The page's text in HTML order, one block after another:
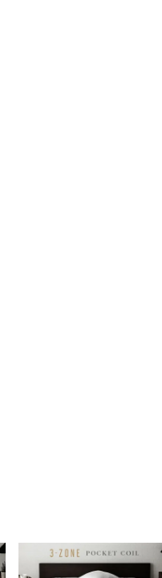
3ゾーン 硬め 厚さ24cm S/SD/D